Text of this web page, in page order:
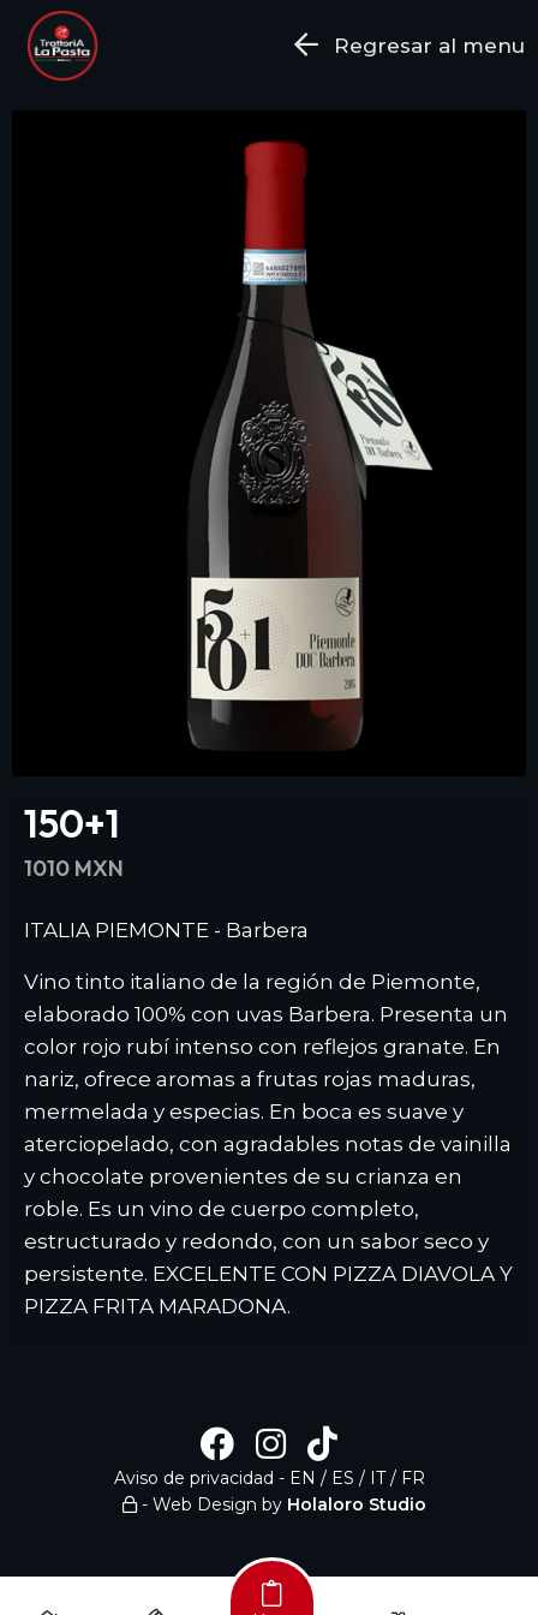
Regresar al menu
150+1
1010 MXN
ITALIA PIEMONTE - Barbera
Vino tinto italiano de la región de Piemonte,
elaborado 100% con uvas Barbera. Presenta un
color rojo rubí intenso con reflejos granate. En
nariz, ofrece aromas a frutas rojas maduras,
mermelada y especias. En boca es suave y
aterciopelado, con agradables notas de vainilla
y chocolate provenientes de su crianza en
roble. Es un vino de cuerpo completo,
estructurado y redondo, con un sabor seco y
persistente. EXCELENTE CON PIZZA DIAVOLA Y
PIZZA FRITA MARADONA.
Aviso de privacidad - EN / ES / IT/ FR
- Web Design by Holaloro Studio